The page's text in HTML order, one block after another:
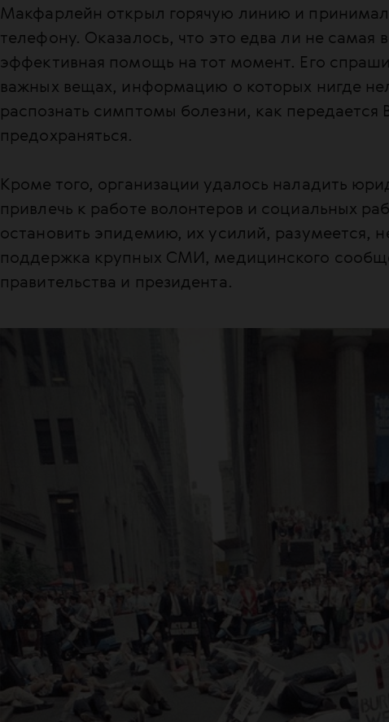
Макфарлейн открыл горячую линию и
телефону. Оказалось, что это едва ли не самая
эффективная помощь на тот момент. Его
важных вещах, информацию о которых нигде
распознать симптомы болезни, как передается
предохраняться.
Кроме того, организации удалось наладить
привлечь к работе волонтеров и социальных
остановить эпидемию, их усилий, разумеется,
поддержка крупных СМИ, медицинского
правительства и президента.